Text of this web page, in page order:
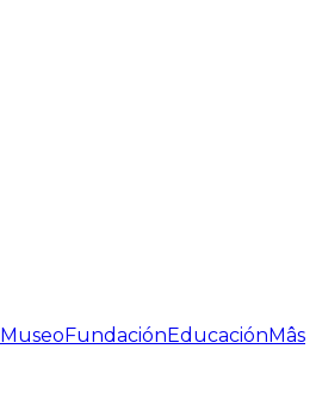
MuseoFundaciónEducaciónMâs